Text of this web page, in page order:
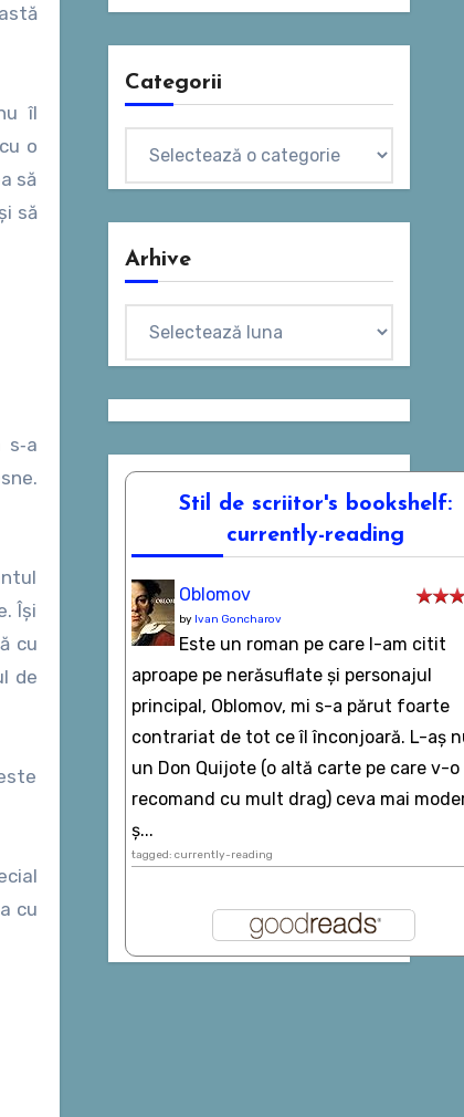
îl
o
să
să
Îşi
cu
de
cu
Categorii
Arhive
Stil de scriitor's bookshelf:
currently-reading
Oblomov
by Ivan Goncharov
Este un roman pe care l-am citit
aproape pe nerăsuflate şi personajul
principal, Oblomov, mi s-a părut foarte
contrariat de tot ce îl înconjoară. L-aş
un Don Quijote (o altă carte pe care v-o
recomand cu mult drag) ceva mai
ș...
tagged: currently-reading